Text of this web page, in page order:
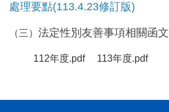
處理要點(113.4.23修訂版)
（三） 法定性別友善事項相關函文
112年度.pdf 113年度.pdf